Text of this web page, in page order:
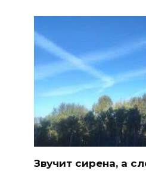
Звучит сирена, а